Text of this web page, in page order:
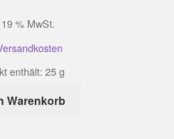
% MwSt.
enthält: 25g
Warenkorb